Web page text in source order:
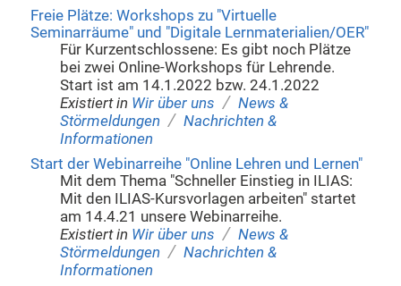
Freie Plätze: Workshops zu "Virtuelle
Seminarräume" und "Digitale Lernmaterialien/OER"
Für Kurzentschlossene: Es gibt noch Plätze
bei zwei Online-Workshops für Lehrende.
Start ist am 14.1.2022 bzw. 24.1.2022
Existiert in Wir über uns / News &
Störmeldungen / Nachrichten &
Informationen
Start der Webinarreihe "Online Lehren und Lernen"
Mit dem Thema "Schneller Einstieg in ILIAS:
Mit den ILIAS-Kursvorlagen arbeiten" startet
am 14.4.21 unsere Webinarreihe.
Existiert in Wir über uns / News &
Störmeldungen / Nachrichten &
Informationen